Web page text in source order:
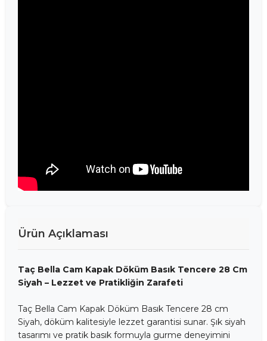
Ürün Açıklaması
Taç Bella Cam Kapak Döküm Basık Tencere 28 Cm
Siyah – Lezzet ve Pratikliğin Zarafeti
Taç Bella Cam Kapak Döküm Basık Tencere 28 cm
Siyah, döküm kalitesiyle lezzet garantisi sunar. Şık siyah
tasarımı ve pratik basık formuyla gurme deneyimini